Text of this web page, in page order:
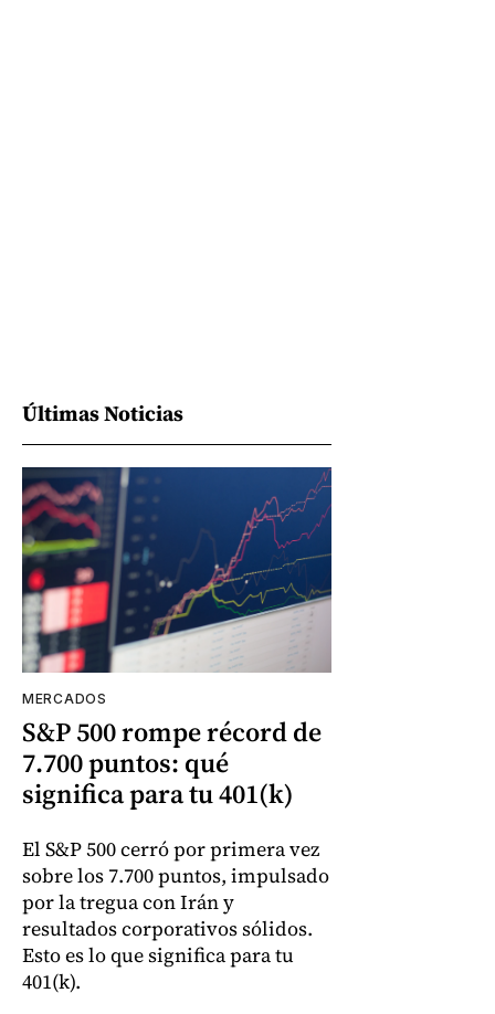
Últimas Noticias
MERCADOS
S&P 500 rompe récord de
7.700 puntos: qué
significa para tu 401(k)
El S&P 500 cerró por primera vez
sobre los 7.700 puntos, impulsado
por la tregua con Irán y
resultados corporativos sólidos.
Esto es lo que significa para tu
401(k).